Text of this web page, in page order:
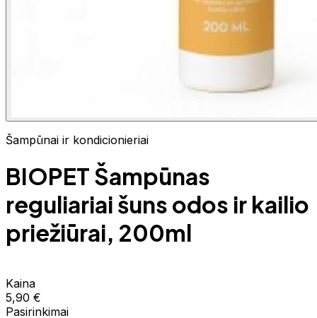
Šampūnai ir kondicionieriai
BIOPET Šampūnas
reguliariai šuns odos ir kailio
priežiūrai, 200ml
Kaina
5,90 €
Pasirinkimai